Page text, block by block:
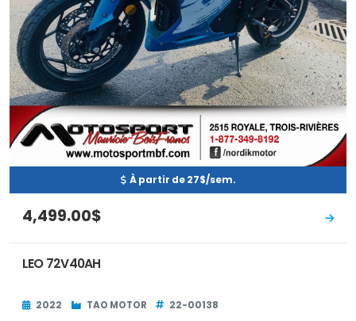
À partir de 27$/sem.
4,499.00$
LEO 72V40AH
2022 TAO MOTOR 22-00138